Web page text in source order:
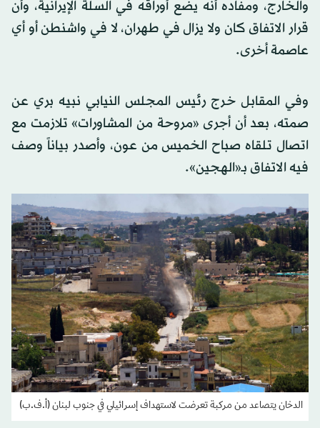
والخارج، ومفاده أنه يضع أوراقه في السلة الإيرانية، وأن
قرار الاتفاق كان ولا يزال في طهران، لا في واشنطن أو أي
عاصمة أخرى.
وفي المقابل خرج رئيس المجلس النيابي نبيه بري عن
صمته، بعد أن أجرى «مروحة من المشاورات» تلازمت مع
اتصال تلقاه صباح الخميس من عون، وأصدر بياناً وصف
فيه الاتفاق بـ«الهجين».
الدخان يتصاعد من مركبة تعرضت لاستهداف إسرائيلي في جنوب لبنان (أ.ف.ب)